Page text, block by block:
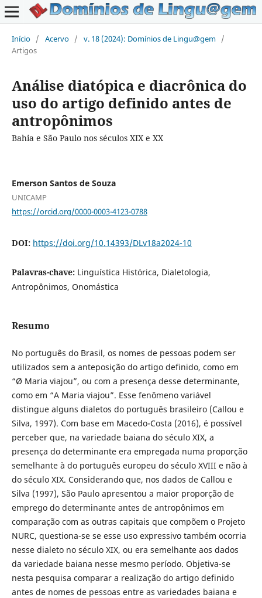
Início / Acervo / v. 18 (2024): Domínios de Lingu@gem /
Artigos
Análise diatópica e diacrônica do
uso do artigo definido antes de
antropônimos
Bahia e São Paulo nos séculos XIX e XX
Emerson Santos de Souza
UNICAMP
https://orcid.org/0000-0003-4123-0788
DOI: https://doi.org/10.14393/DLv18a2024-10
Palavras-chave: Linguística Histórica, Dialetologia,
Antropônimos, Onomástica
Resumo
No português do Brasil, os nomes de pessoas podem ser
utilizados sem a anteposição do artigo definido, como em
“Ø Maria viajou”, ou com a presença desse determinante,
como em “A Maria viajou”. Esse fenômeno variável
distingue alguns dialetos do português brasileiro (Callou e
Silva, 1997). Com base em Macedo-Costa (2016), é possível
perceber que, na variedade baiana do século XIX, a
presença do determinante era empregada numa proporção
semelhante à do português europeu do século XVIII e não à
do século XIX. Considerando que, nos dados de Callou e
Silva (1997), São Paulo apresentou a maior proporção de
emprego do determinante antes de antropônimos em
comparação com as outras capitais que compõem o Projeto
NURC, questiona-se se esse uso expressivo também ocorria
nesse dialeto no século XIX, ou era semelhante aos dados
da variedade baiana nesse mesmo período. Objetiva-se
nesta pesquisa comparar a realização do artigo definido
antes de nomes de pessoas entre as variedades baiana e